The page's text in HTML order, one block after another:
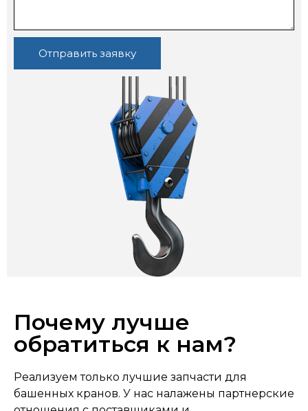
Отправить заявку
Почему лучше
обратиться к нам?
Реализуем только лучшие запчасти для
башенных кранов. У нас налажены партнерские